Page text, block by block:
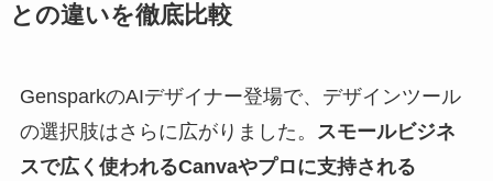
との違いを徹底比較
GensparkのAIデザイナー登場で、デザインツール
の選択肢はさらに広がりました。
スモールビジネ
スで広く使われるCanvaやプロに支持される